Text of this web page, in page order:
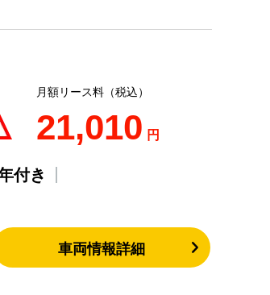
月額リース料（税込）
21,010 円
付き
車両情報詳細